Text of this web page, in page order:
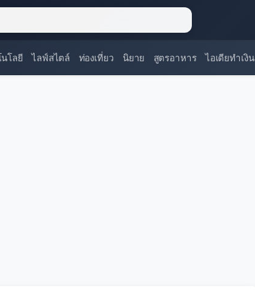
นโลยี ไลฟ์สไตล์ ท่องเที่ยว นิยาย สูตรอาหาร ไอเดียทำเงิน